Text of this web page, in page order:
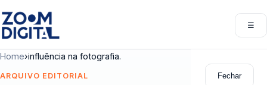
☰
Fechar
Home›influência na fotografia.
ARQUIVO EDITORIAL